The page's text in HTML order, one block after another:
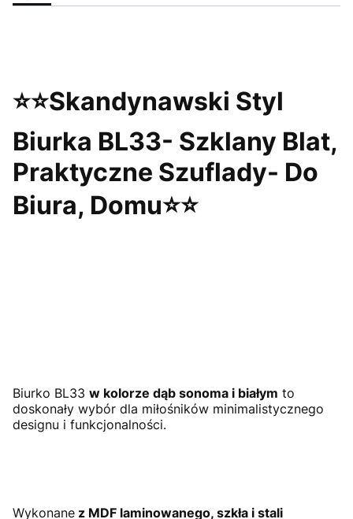
⭐⭐Skandynawski Styl
Biurka BL33- Szklany Blat,
Praktyczne Szuflady- Do
Biura, Domu⭐⭐
Biurko BL33 w kolorze dąb sonoma i białym to
doskonały wybór dla miłośników minimalistycznego
designu i funkcjonalności.
Wykonane z MDF laminowanego, szkła i stali